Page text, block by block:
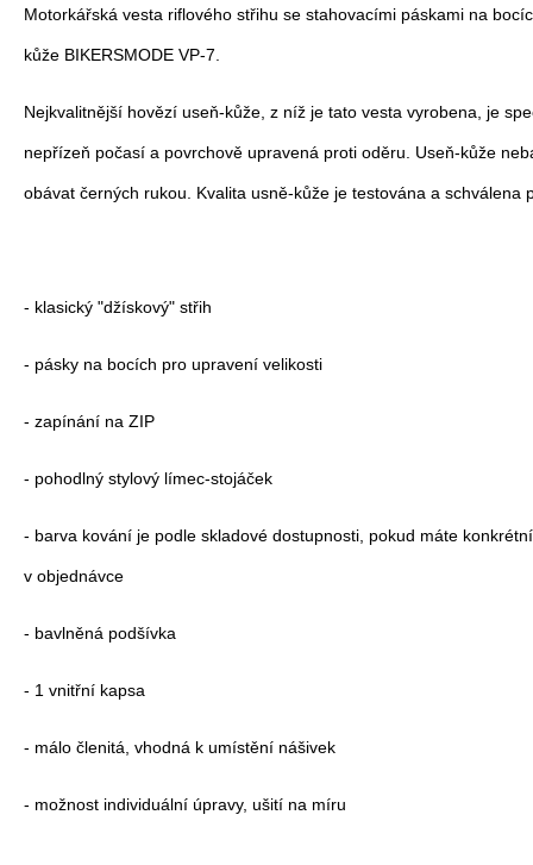
Motorkářská vesta riflového střihu se stahovacími páskami na
kůže BIKERSMODE VP-7.
Nejkvalitnější hovězí useň-kůže, z níž je tato vesta vyrobena, je
nepřízeň počasí a povrchově upravená proti oděru. Useň-kůže
obávat černých rukou. Kvalita usně-kůže je testována a schválena
- klasický "džískový" střih
- pásky na bocích pro upravení velikosti
- zapínání na ZIP
- pohodlný stylový límec-stojáček
- barva kování je podle skladové dostupnosti, pokud máte
v objednávce
- bavlněná podšívka
- 1 vnitřní kapsa
- málo členitá, vhodná k umístění nášivek
- možnost individuální úpravy, ušití na míru